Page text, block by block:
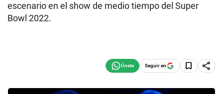
escenario en el show de medio tiempo del Super
Bowl 2022.
Seguir en